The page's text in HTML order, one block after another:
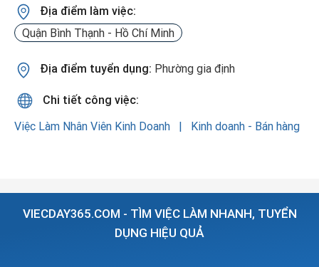
Địa điểm làm việc:
Quận Bình Thạnh - Hồ Chí Minh
Địa điểm tuyển dụng: Phường gia định
Chi tiết công việc:
Việc Làm Nhân Viên Kinh Doanh
Kinh doanh - Bán hàng
VIECDAY365.COM - TÌM VIỆC LÀM NHANH, TUYỂN
DỤNG HIỆU QUẢ